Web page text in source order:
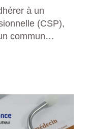
à un
(CSP),
commun
sérieuse,
écrit (Cass. soc.,